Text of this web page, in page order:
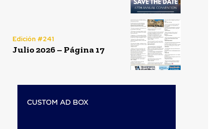
Edición #241
Julio 2026 – Página 17